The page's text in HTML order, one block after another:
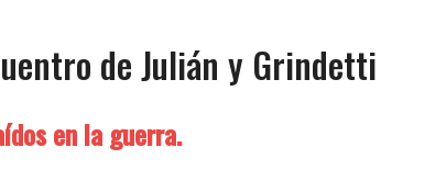
de Julián y Grindetti
en la guerra.